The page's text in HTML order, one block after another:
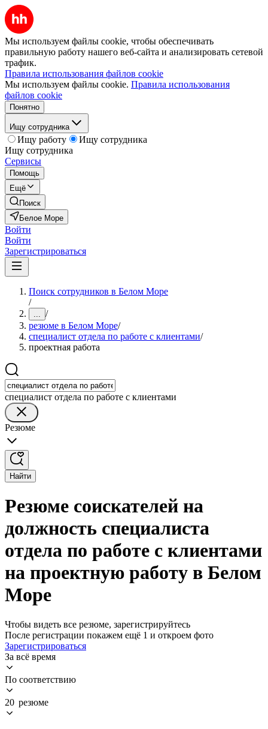
Мы используем файлы cookie, чтобы обеспечивать
правильную работу нашего веб-сайта и анализировать сетевой
трафик.
Правила использования файлов cookie
Мы используем файлы cookie. Правила использования
файлов cookie
Понятно
Ищу сотрудника
Ищу работу
Ищу сотрудника
Ищу сотрудника
Сервисы
Помощь
Ещё
Поиск
Белое Море
Войти
Войти
Зарегистрироваться
Поиск сотрудников в Белом Море
/
... /
резюме в Белом Море/
специалист отдела по работе с клиентами/
проектная работа
специалист отдела по работе с клиентами
Резюме
Найти
Резюме соискателей на
должность специалиста
отдела по работе с клиентами
на проектную работу в Белом
Море
Чтобы видеть все резюме, зарегистрируйтесь
После регистрации покажем ещё 1 и откроем фото
Зарегистрироваться
За всё время
По соответствию
20 резюме